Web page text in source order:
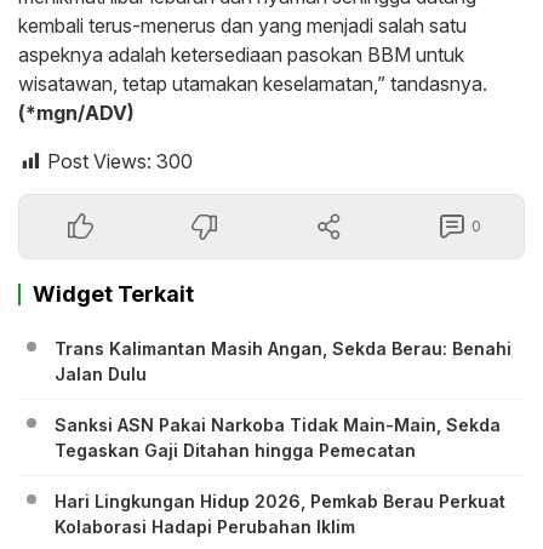
kembali terus-menerus dan yang menjadi salah satu
aspeknya adalah ketersediaan pasokan BBM untuk
wisatawan, tetap utamakan keselamatan,” tandasnya.
(*mgn/ADV)
Post Views: 300
0
Widget Terkait
Trans Kalimantan Masih Angan, Sekda Berau: Benahi
Jalan Dulu
Sanksi ASN Pakai Narkoba Tidak Main-Main, Sekda
Tegaskan Gaji Ditahan hingga Pemecatan
Hari Lingkungan Hidup 2026, Pemkab Berau Perkuat
Kolaborasi Hadapi Perubahan Iklim